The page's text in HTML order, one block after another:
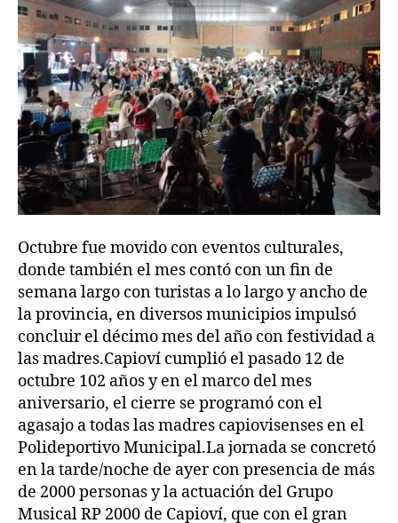
Octubre fue movido con eventos culturales,
donde también el mes contó con un fin de
semana largo con turistas a lo largo y ancho de
la provincia, en diversos municipios impulsó
concluir el décimo mes del año con festividad a
las madres.Capioví cumplió el pasado 12 de
octubre 102 años y en el marco del mes
aniversario, el cierre se programó con el
agasajo a todas las madres capiovisenses en el
Polideportivo Municipal.La jornada se concretó
en la tarde/noche de ayer con presencia de más
de 2000 personas y la actuación del Grupo
Musical RP 2000 de Capioví, que con el gran